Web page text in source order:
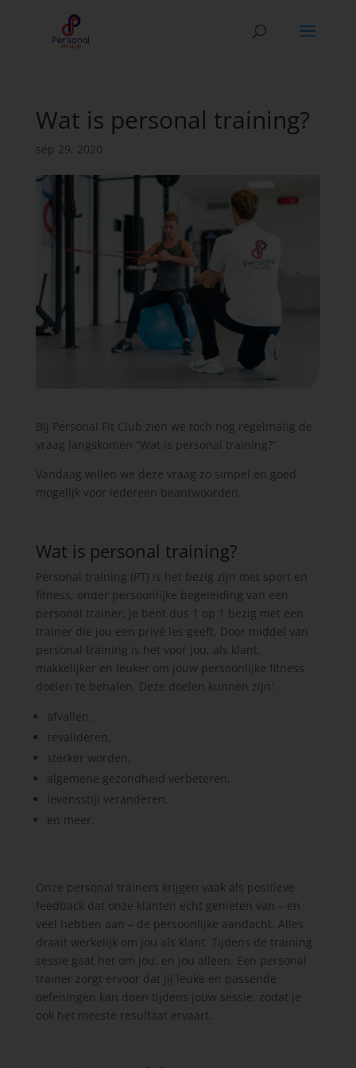
Wat is personal training?
sep 29, 2020
Bij Personal Fit Club zien we toch nog regelmatig de
vraag langskomen “Wat is personal training?”.
Vandaag willen we deze vraag zo simpel en goed
mogelijk voor iedereen beantwoorden.
Wat is personal training?
Personal training (PT) is het bezig zijn met sport en
fitness, onder persoonlijke begeleiding van een
personal trainer. Je bent dus 1 op 1 bezig met een
trainer die jou een privé les geeft. Door middel van
personal training is het voor jou, als klant,
makkelijker en leuker om jouw persoonlijke fitness
doelen te behalen. Deze doelen kunnen zijn:
afvallen,
revalideren,
sterker worden,
algemene gezondheid verbeteren,
levensstijl veranderen,
en meer.
Onze personal trainers krijgen vaak als positieve
feedback dat onze klanten echt genieten van – en
veel hebben aan – de persoonlijke aandacht. Alles
draait werkelijk om jou als klant. Tijdens de training
sessie gaat het om jou, en jou alleen. Een personal
trainer zorgt ervoor dat jij leuke en passende
oefeningen kan doen tijdens jouw sessie, zodat je
ook het meeste resultaat ervaart.